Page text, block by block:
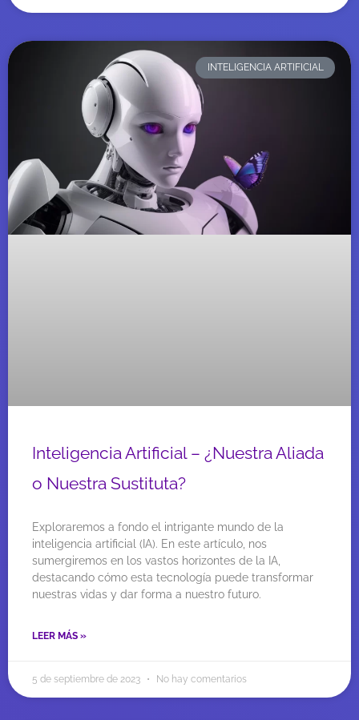
INTELIGENCIA ARTIFICIAL
Inteligencia Artificial – ¿Nuestra Aliada
o Nuestra Sustituta?
Exploraremos a fondo el intrigante mundo de la
inteligencia artificial (IA). En este artículo, nos
sumergiremos en los vastos horizontes de la IA,
destacando cómo esta tecnología puede transformar
nuestras vidas y dar forma a nuestro futuro.
LEER MÁS »
5 de septiembre de 2023 No hay comentarios